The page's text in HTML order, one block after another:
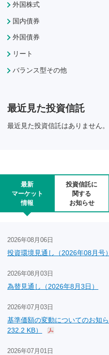
外国株式
国内債券
外国債券
リート
バランス型その他
最近見た投資信託
最近見た投資信託はありません。
最新
マーケット
情報
投資信託に
関する
お知らせ
2026年08月06日
投資環境見通し（2026年08月号
2026年08月03日
為替見通し（2026年8月3日）
2026年07月03日
基準価額の変動についてのお知
232.2 KB）
2026年07月01日